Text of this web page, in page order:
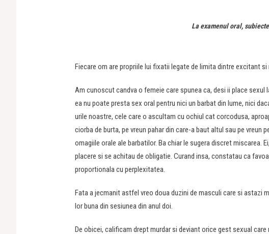
La examenul oral,
Fiecare om are propriile lui fixatii legate de limita dintre excitant si
Am cunoscut candva o femeie care spunea ca, desi ii place
ea nu poate presta sex oral pentru nici un barbat din lume, nici
urile noastre, cele care o ascultam cu ochiul cat corcodusa,
ciorba de burta, pe vreun pahar din care-a baut altul sau pe vreun
omagiile orale ale barbatilor. Ba chiar le sugera discret miscarea.
placere si se achitau de obligatie. Curand insa, constatau ca
proportionala cu perplexitatea.
Fata a jecmanit astfel vreo doua duzini de masculi care si astazi
lor buna din sesiunea din anul doi.
De obicei, calificam drept murdar si deviant orice gest sexual